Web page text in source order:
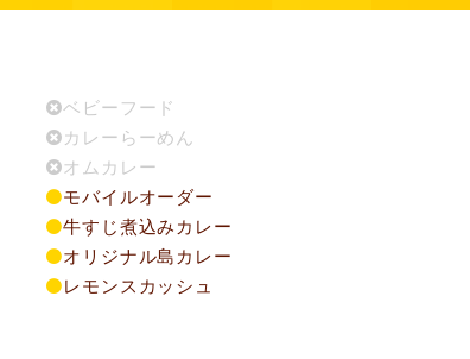
ベビーフード
カレーらーめん
オムカレー
モバイルオーダー
牛すじ煮込みカレー
オリジナル島カレー
レモンスカッシュ